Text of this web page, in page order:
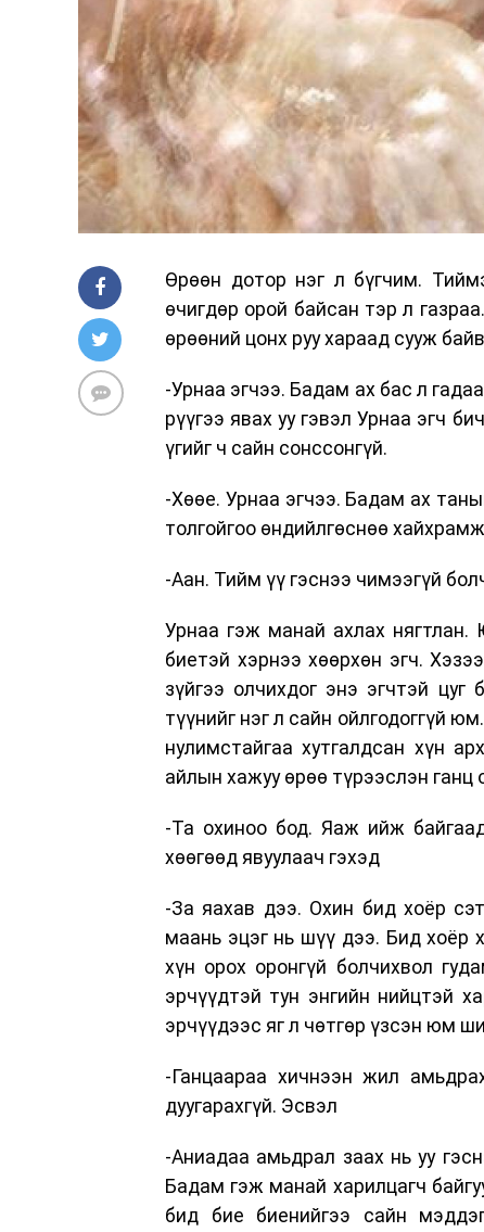
Өрөөн дотор нэг л бүгчим.
өчигдөр орой байсан тэр л
өрөөний цонх руу хараад сууж
-Урнаа эгчээ. Бадам ах бас л
рүүгээ явах уу гэвэл Урнаа эгч
үгийг ч сайн сонссонгүй.
-Хөөе. Урнаа эгчээ. Бадам ах
толгойгоо өндийлгөснөө
-Аан. Тийм үү гэснээ чимээгүй
Урнаа гэж манай ахлах
биетэй хэрнээ хөөрхөн эгч.
зүйгээ олчихдог энэ эгчтэй
түүнийг нэг л сайн ойлгодоггүй
нулимстайгаа хутгалдсан хүн
айлын хажуу өрөө түрээслэн
-Та охиноо бод. Яаж ийж
хөөгөөд явуулаач гэхэд
-За яахав дээ. Охин бид хоёр
маань эцэг нь шүү дээ. Бид хоёр
хүн орох оронгүй болчихвол
эрчүүдтэй тун энгийн нийцтэй
эрчүүдээс яг л чөтгөр үзсэн юм
-Ганцаараа хичнээн жил
дуугарахгүй. Эсвэл
-Аниадаа амьдрал заах нь уу
Бадам гэж манай харилцагч
бид бие биенийгээ сайн